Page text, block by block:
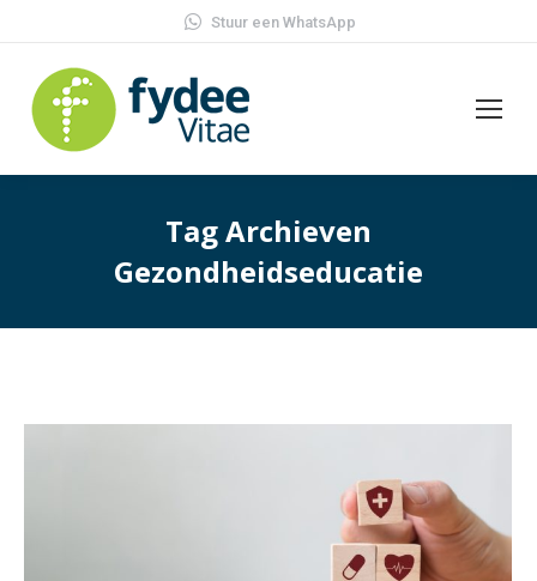
Stuur een WhatsApp
Tag Archieven
Gezondheidseducatie